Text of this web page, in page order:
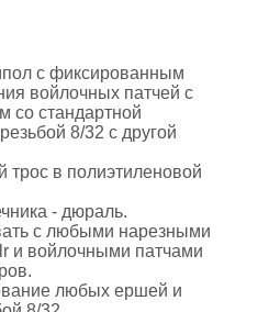
с фиксированным
войлочных патчей с
со стандартной
8/32 с другой
трос в полиэтиленовой
- дюраль.
с любыми нарезными
и войлочными патчами
любых ершей и